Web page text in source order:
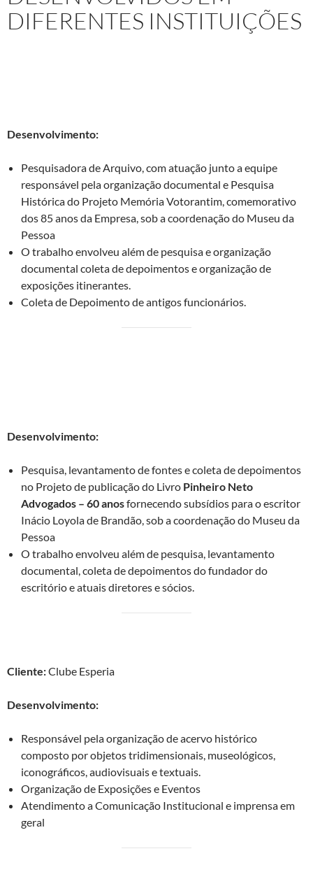
DIFERENTES INSTITUIÇÕES
Desenvolvimento:
Pesquisadora de Arquivo, com atuação junto a equipe
responsável pela organização documental e Pesquisa
Histórica do Projeto Memória Votorantim, comemorativo
dos 85 anos da Empresa, sob a coordenação do Museu da
Pessoa
O trabalho envolveu além de pesquisa e organização
documental coleta de depoimentos e organização de
exposições itinerantes.
Coleta de Depoimento de antigos funcionários.
Desenvolvimento:
Pesquisa, levantamento de fontes e coleta de depoimentos
no Projeto de publicação do Livro Pinheiro Neto
Advogados – 60 anosfornecendo subsídios para o escritor
Inácio Loyola de Brandão, sob a coordenação do Museu da
Pessoa
O trabalho envolveu além de pesquisa, levantamento
documental, coleta de depoimentos do fundador do
escritório e atuais diretores e sócios.
Cliente:Clube Esperia
Desenvolvimento:
Responsável pela organização de acervo histórico
composto por objetos tridimensionais, museológicos,
iconográficos, audiovisuais e textuais.
Organização de Exposições e Eventos
Atendimento a Comunicação Institucional e imprensa em
geral